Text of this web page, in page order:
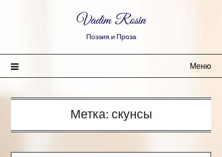
Vadim Rosin
Поэзия и Проза
Меню
Метка: скунсы